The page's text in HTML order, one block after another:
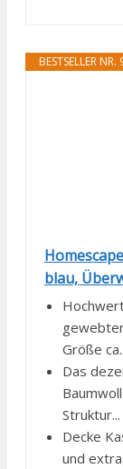
BESTSELLER NR.
blau,
Größe
Das
Struktur...
Decke
und